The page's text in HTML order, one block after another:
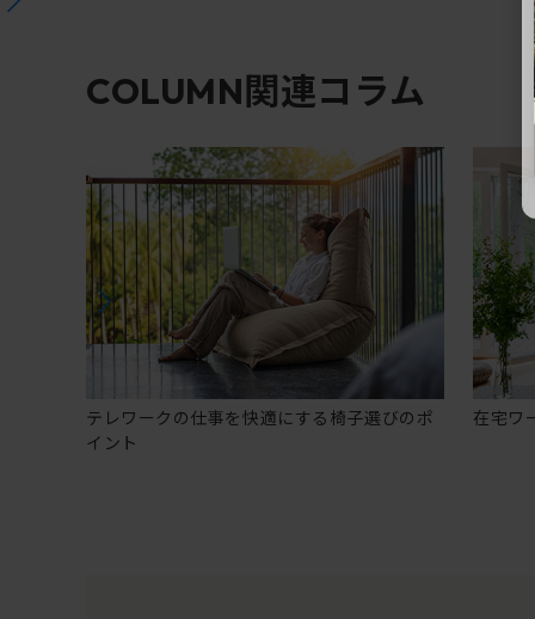
COLUMN関連コラム
テレワークの仕事を快適にする椅子選びのポ
イント
在宅ワ